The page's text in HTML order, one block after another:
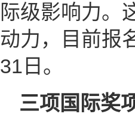
际级影响力。
动力，目前报
31日。
三项国际奖